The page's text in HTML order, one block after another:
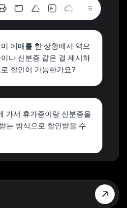
예매를 한 상황에서 역으
나 신분증 같은 걸 제시하
할인이 가능한가요?
가서 휴가증이랑 신분증을
는 방식으로 할인받을 수